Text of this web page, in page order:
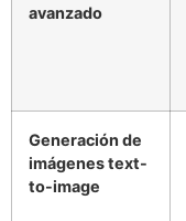
avanzado
Generación de
imágenes text-
to-image